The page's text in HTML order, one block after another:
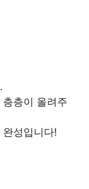
층이 올려주
성입니다!